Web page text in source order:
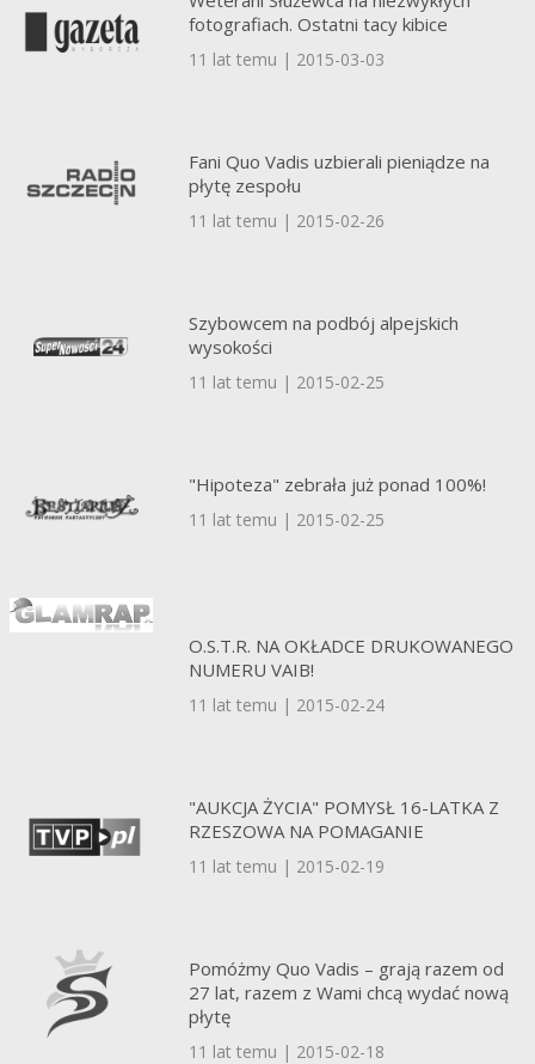
fotografiach. Ostatni tacy kibice
11 lat temu | 2015-03-03
Fani Quo Vadis uzbierali pieniądze na
płytę zespołu
11 lat temu | 2015-02-26
Szybowcem na podbój alpejskich
wysokości
11 lat temu | 2015-02-25
"Hipoteza" zebrała już ponad 100%!
11 lat temu | 2015-02-25
O.S.T.R. NA OKŁADCE DRUKOWANEGO
NUMERU VAIB!
11 lat temu | 2015-02-24
"AUKCJA ŻYCIA" POMYSŁ 16-LATKA Z
RZESZOWA NA POMAGANIE
11 lat temu | 2015-02-19
Pomóżmy Quo Vadis – grają razem od
27 lat, razem z Wami chcą wydać nową
płytę
11 lat temu | 2015-02-18